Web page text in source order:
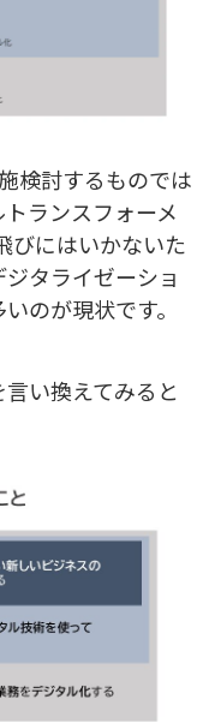
検討するものでは
ランスフォーメ
びにはいかないた
タライゼーショ
のが現状です。
い換えてみると